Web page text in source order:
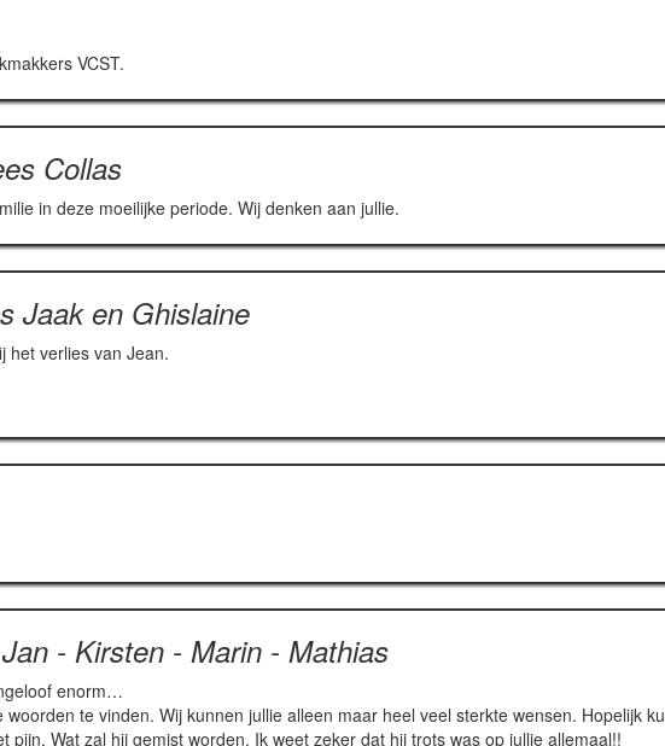
VCST.
Collas
in deze moeilijke periode. Wij denken aan jullie.
Jaak en Ghislaine
het verlies van Jean.
- Kirsten - Marin - Mathias
enorm…
te vinden. Wij kunnen jullie alleen maar heel veel sterkte wensen. Hopelijk
pijn. Wat zal hij gemist worden. Ik weet zeker dat hij trots was op jullie allemaal!!